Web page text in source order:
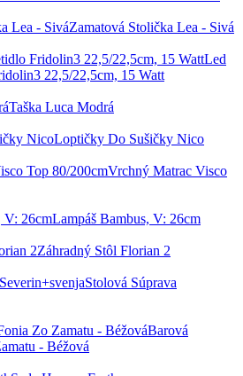
Zamatová Stolička Lea - Sivá
Led
22,5/22,5cm, 15 Watt
Taška Luca Modrá
Loptičky Do Sušičky Nico
Vrchný Matrac Visco
Lampáš Bambus, V: 26cm
Záhradný Stôl Florian 2
Stolová Súprava
Barová
- Béžová